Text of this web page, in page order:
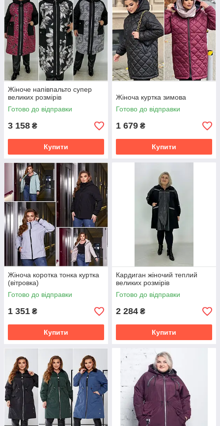
Жіноче напівпальто супер
великих розмірів
Готово до відправки
3 158 ₴
Купити
Жіноча куртка зимова
Готово до відправки
1 679 ₴
Купити
Жіноча коротка тонка куртка
(вітровка)
Готово до відправки
1 351 ₴
Купити
Кардиган жіночий теплий
великих розмірів
Готово до відправки
2 284 ₴
Купити